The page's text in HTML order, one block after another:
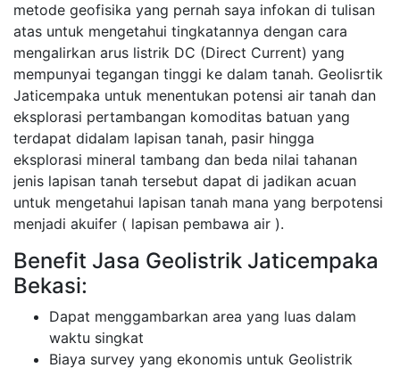
metode geofisika yang pernah saya infokan di tulisan
atas untuk mengetahui tingkatannya dengan cara
mengalirkan arus listrik DC (Direct Current) yang
mempunyai tegangan tinggi ke dalam tanah. Geolisrtik
Jaticempaka untuk menentukan potensi air tanah dan
eksplorasi pertambangan komoditas batuan yang
terdapat didalam lapisan tanah, pasir hingga
eksplorasi mineral tambang dan beda nilai tahanan
jenis lapisan tanah tersebut dapat di jadikan acuan
untuk mengetahui lapisan tanah mana yang berpotensi
menjadi akuifer ( lapisan pembawa air ).
Benefit Jasa Geolistrik Jaticempaka
Bekasi:
Dapat menggambarkan area yang luas dalam
waktu singkat
Biaya survey yang ekonomis untuk Geolistrik